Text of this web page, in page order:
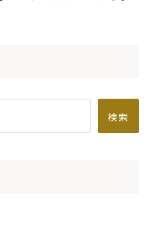
製作所の桐たんすの職
技）を知ってください。
検索